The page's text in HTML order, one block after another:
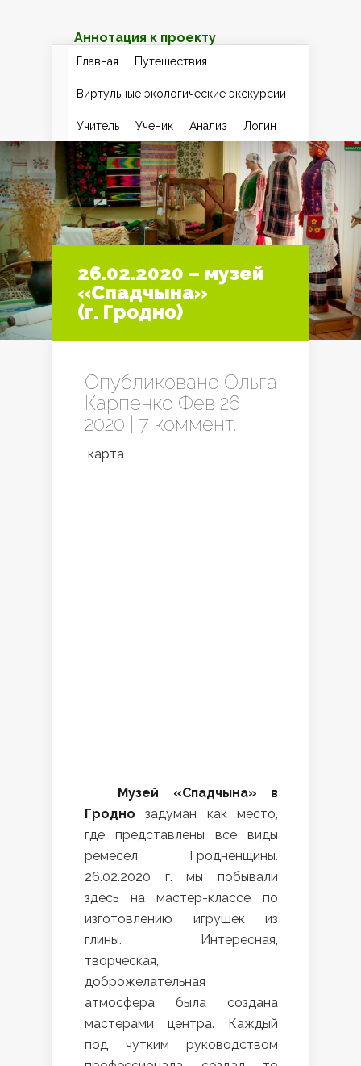
Аннотация к проекту
Главная Путешествия
Виртульные экологические экскурсии
Учитель Ученик Анализ Логин
26.02.2020 – музей
«Спадчына»
(г. Гродно)
Опубликовано Ольга
Карпенко Фев 26,
2020 | 7 коммент.
карта
Музей «Спадчына» в
Гродно задуман как место,
где представлены все виды
ремесел Гродненщины.
26.02.2020 г. мы побывали
здесь на мастер-классе по
изготовлению игрушек из
глины. Интересная,
творческая,
доброжелательная
атмосфера была создана
мастерами центра. Каждый
под чутким руководством